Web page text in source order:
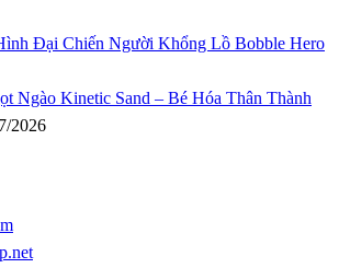
Đại Chiến Người Khổng Lồ Bobble Hero
Ngào Kinetic Sand – Bé Hóa Thân Thành
2026